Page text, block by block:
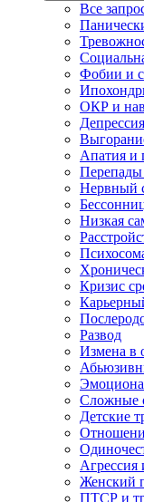
Все
Фобии и
ОКР и
Депрессия
Апатия и
Перепады
Нервный
Низкая
Кризис
Развод
Измена в
Сложные
Детские
Агрессия
Женский
ПТСР и